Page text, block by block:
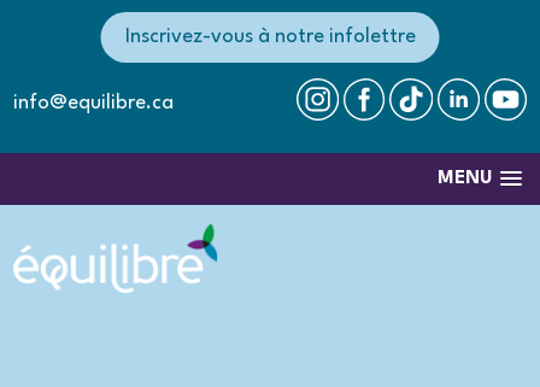
info@equilibre.ca
Inscrivez-vous à notre infolettre
MENU